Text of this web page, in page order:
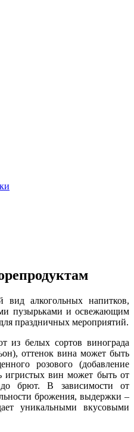
алкогольных напитков,
пузырьками и освежающим
праздничных мероприятий.
из белых сортов винограда
оттенок вина может быть
розового (добавление
игристых вин может быть от
до брют. В зависимости от
брожения, выдержки –
уникальными вкусовыми